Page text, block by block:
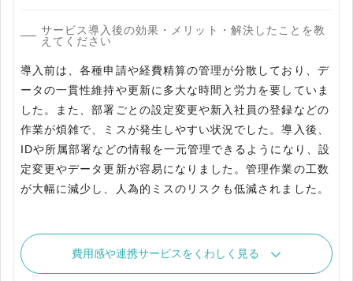
サービス導入後の効果・メリット・解決したことを教
えてください
導入前は、各種申請や経費精算の管理が分散しており、デ
ータの一貫性維持や更新に多大な時間と労力を要していま
した。また、部署ごとの設定変更や新入社員の登録などの
作業が煩雑で、ミスが発生しやすい状況でした。導入後、
IDや所属部署などの情報を一元管理できるようになり、設
定変更やデータ更新が容易になりました。管理作業の工数
が大幅に減少し、人為的ミスのリスクも低減されました。
費用感や連携サービスをくわしく見る